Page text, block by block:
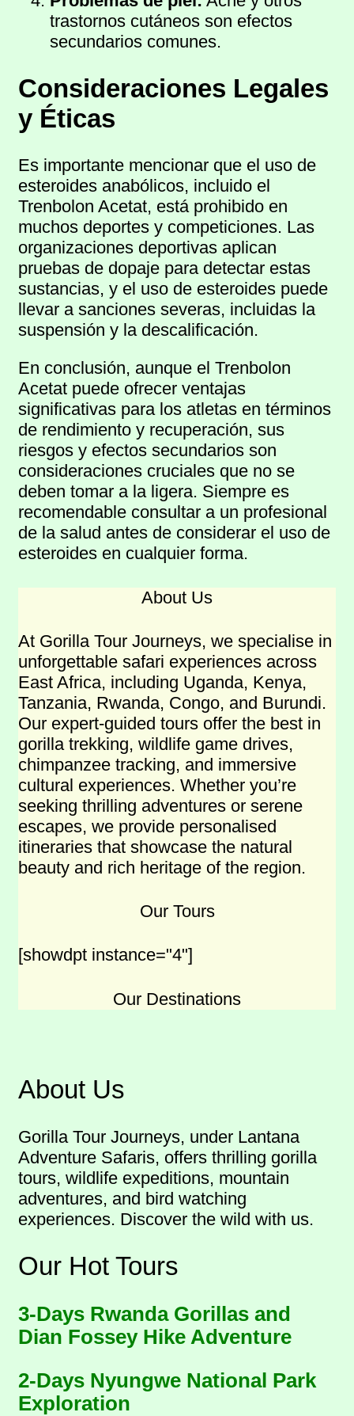
trastornos cutáneos son efectos
secundarios comunes.
Consideraciones Legales
y Éticas
Es importante mencionar que el uso de
esteroides anabólicos, incluido el
Trenbolon Acetat, está prohibido en
muchos deportes y competiciones. Las
organizaciones deportivas aplican
pruebas de dopaje para detectar estas
sustancias, y el uso de esteroides puede
llevar a sanciones severas, incluidas la
suspensión y la descalificación.
En conclusión, aunque el Trenbolon
Acetat puede ofrecer ventajas
significativas para los atletas en términos
de rendimiento y recuperación, sus
riesgos y efectos secundarios son
consideraciones cruciales que no se
deben tomar a la ligera. Siempre es
recomendable consultar a un profesional
de la salud antes de considerar el uso de
esteroides en cualquier forma.
About Us
At Gorilla Tour Journeys, we specialise in
unforgettable safari experiences across
East Africa, including Uganda, Kenya,
Tanzania, Rwanda, Congo, and Burundi.
Our expert-guided tours offer the best in
gorilla trekking, wildlife game drives,
chimpanzee tracking, and immersive
cultural experiences. Whether you’re
seeking thrilling adventures or serene
escapes, we provide personalised
itineraries that showcase the natural
beauty and rich heritage of the region.
Our Tours
[showdpt instance="4"]
Our Destinations
About Us
Gorilla Tour Journeys, under Lantana
Adventure Safaris, offers thrilling gorilla
tours, wildlife expeditions, mountain
adventures, and bird watching
experiences. Discover the wild with us.
Our Hot Tours
3-Days Rwanda Gorillas and
Dian Fossey Hike Adventure
2-Days Nyungwe National Park
Exploration